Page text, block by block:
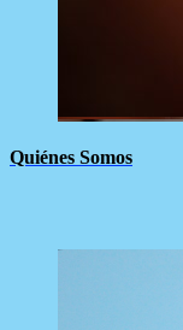
Quiénes Somos